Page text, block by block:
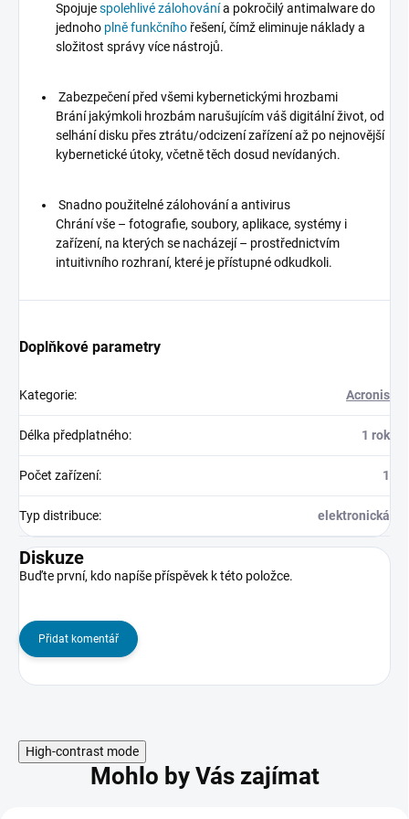
Spojujespolehlivé zálohovánía pokročilý antimalware do
jednoho plně funkčního řešení, čímž eliminuje náklady a
složitost správy více nástrojů.
Zabezpečení před všemi kybernetickými hrozbami
Brání jakýmkoli hrozbám narušujícím váš digitální život, od
selhání disku přes ztrátu/odcizení zařízení až po nejnovější
kybernetické útoky, včetně těch dosud nevídaných.
Snadno použitelné zálohování a antivirus
Chrání vše – fotografie, soubory, aplikace, systémy i
zařízení, na kterých se nacházejí – prostřednictvím
intuitivního rozhraní, které je přístupné odkudkoli.
Doplňkové parametry
Kategorie: Acronis
Délka předplatného: 1 rok
Počet zařízení: 1
Typ distribuce: elektronická
Diskuze
Buďte první, kdo napíše příspěvek k této položce.
Přidat komentář
High-contrast mode
Mohlo by Vás zajímat